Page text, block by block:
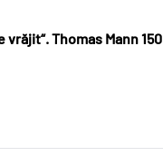
vrăjit“. Thomas Mann 150